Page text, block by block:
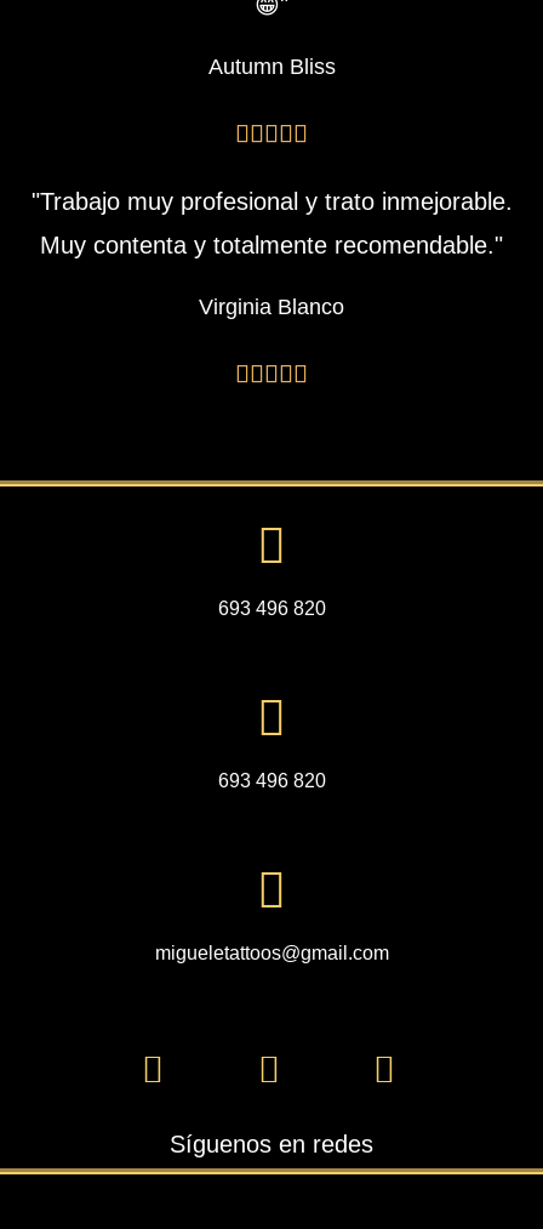
Autumn Bliss

"Trabajo muy profesional y trato inmejorable.
Muy contenta y totalmente recomendable."
Virginia Blanco

693 496 820
693 496 820
migueletattoos@gmail.com
Síguenos en redes